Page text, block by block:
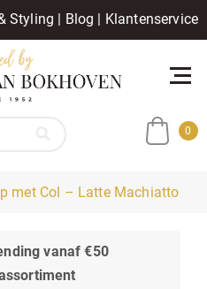
Styling | Blog | Klantenservice
0
met Col – Latte Machiatto
vanaf €50